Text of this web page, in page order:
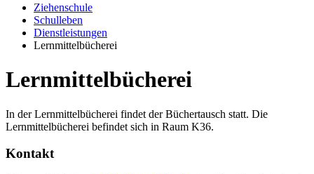
Ziehenschule
Schulleben
Dienstleistungen
Lernmittelbücherei
Lernmittelbücherei
In der Lernmittelbücherei findet der Büchertausch statt. Die
Lernmittelbücherei befindet sich in Raum K36.
Kontakt